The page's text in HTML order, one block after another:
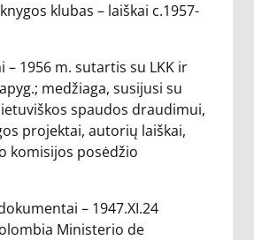
klubas – laiškai c.1957-
– 1956 m. sutartis su LKK ir
apyg.; medžiaga, susijusi su
spaudos draudimui,
projektai, autorių laiškai,
komisijos posėdžio
– 1947.XI.24
Ministerio de